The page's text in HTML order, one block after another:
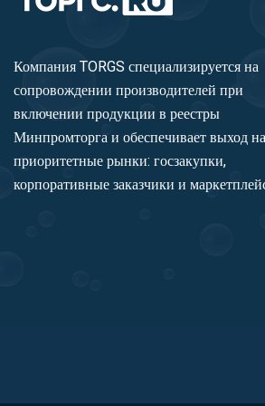
Компания TORGS специализируется на
сопровождении производителей при
включении продукции в реестры
Минпромторга и обеспечивает выход на
приоритетные рынки: госзакупки,
корпоративные заказчики и